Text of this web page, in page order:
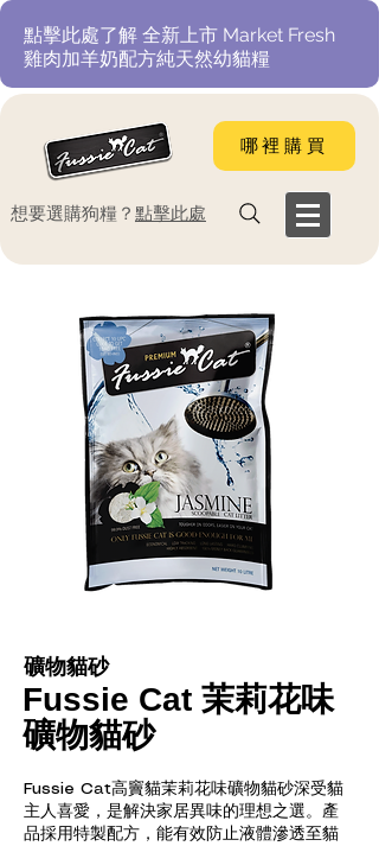
​點擊此處了解 全新上市 Market Fresh
雞肉加羊奶配方純天然幼貓糧
哪裡購買
​想要選購狗糧？ 點擊此處
礦物貓砂
Fussie Cat 茉莉花味
礦物貓砂
Fussie Cat高竇貓茉莉花味礦物貓砂深受貓
主人喜愛，是解決家居異味的理想之選。產
品採用特製配方，能有效防止液體滲透至貓